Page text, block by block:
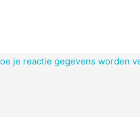
je reactie gegevens worden